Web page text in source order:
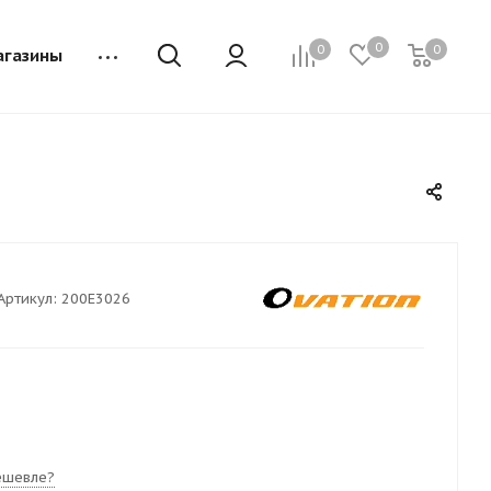
0 0 0
200E3026